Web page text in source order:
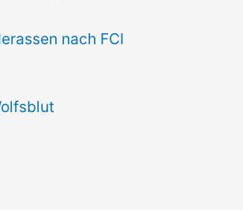
nach FCI